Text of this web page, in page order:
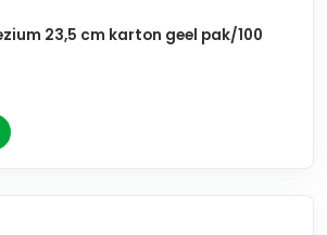
23,5 cm karton geel pak/100